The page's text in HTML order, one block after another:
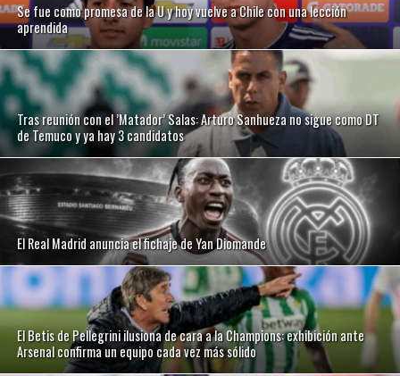
Se fue como promesa de la U y hoy vuelve a Chile con una lección
aprendida
Tras reunión con el ’Matador’ Salas: Arturo Sanhueza no sigue como DT
de Temuco y ya hay 3 candidatos
El Real Madrid anuncia el fichaje de Yan Diomande
El Betis de Pellegrini ilusiona de cara a la Champions: exhibición ante
Arsenal confirma un equipo cada vez más sólido